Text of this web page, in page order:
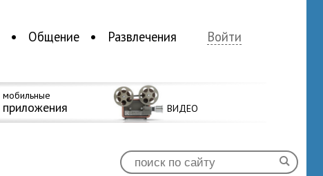
Общение Развлечения Войти
мобильные
приложения ВИДЕО